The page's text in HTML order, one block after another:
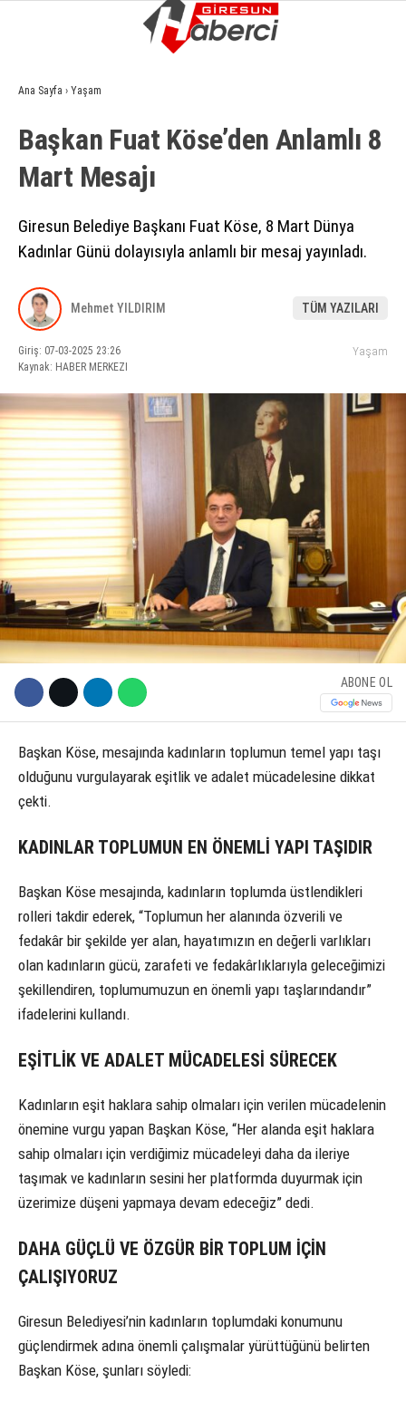
WhatsApp İhbar Hattı
Facebook
Instagram
Youtube
GÜNDEM
EKONOMI
SIYASET
ASAYIŞ
SPOR
YAŞAM
EĞITIM
KÜLTÜR SANAT
SERVISLER
Ana Sayfa › Yaşam
Başkan Fuat Köse’den Anlamlı 8
Mart Mesajı
Giresun Belediye Başkanı Fuat Köse, 8 Mart Dünya
Kadınlar Günü dolayısıyla anlamlı bir mesaj yayınladı.
Mehmet YILDIRIM TÜM YAZILARI
Giriş: 07-03-2025 23:26
Kaynak: HABER MERKEZI
Yaşam
ABONE OL
Başkan Köse, mesajında kadınların toplumun temel yapı taşı
olduğunu vurgulayarak eşitlik ve adalet mücadelesine dikkat
çekti.
KADINLAR TOPLUMUN EN ÖNEMLİ YAPI TAŞIDIR
Başkan Köse mesajında, kadınların toplumda üstlendikleri
rolleri takdir ederek, “Toplumun her alanında özverili ve
fedakâr bir şekilde yer alan, hayatımızın en değerli varlıkları
olan kadınların gücü, zarafeti ve fedakârlıklarıyla geleceğimizi
şekillendiren, toplumumuzun en önemli yapı taşlarındandır”
ifadelerini kullandı.
EŞİTLİK VE ADALET MÜCADELESİ SÜRECEK
Kadınların eşit haklara sahip olmaları için verilen mücadelenin
önemine vurgu yapan Başkan Köse, “Her alanda eşit haklara
sahip olmaları için verdiğimiz mücadeleyi daha da ileriye
taşımak ve kadınların sesini her platformda duyurmak için
üzerimize düşeni yapmaya devam edeceğiz” dedi.
DAHA GÜÇLÜ VE ÖZGÜR BİR TOPLUM İÇİN
ÇALIŞIYORUZ
Giresun Belediyesi’nin kadınların toplumdaki konumunu
güçlendirmek adına önemli çalışmalar yürüttüğünü belirten
Başkan Köse, şunları söyledi: